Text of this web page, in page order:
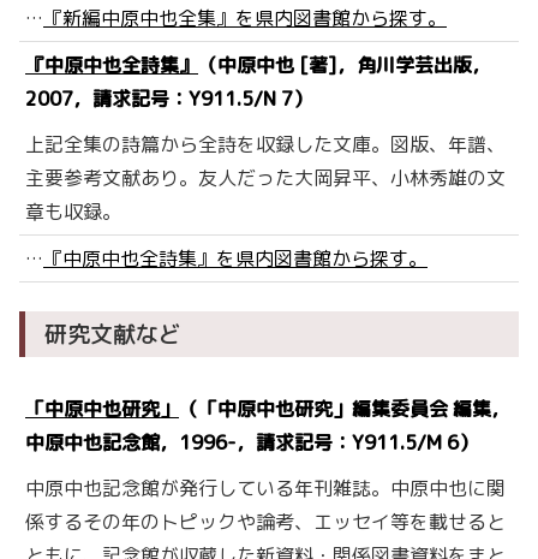
… 『新編中原中也全集』を県内図書館から探す。
『中原中也全詩集』
（中原中也 [著]，角川学芸出版，
2007，請求記号：Y911.5/N 7）
上記全集の詩篇から全詩を収録した文庫。図版、年譜、
主要参考文献あり。友人だった大岡昇平、小林秀雄の文
章も収録。
… 『中原中也全詩集』を県内図書館から探す。
研究文献など
「中原中也研究」
（「中原中也研究」編集委員会 編集，
中原中也記念館，1996-，請求記号：Y911.5/M 6）
中原中也記念館が発行している年刊雑誌。中原中也に関
係するその年のトピックや論考、エッセイ等を載せると